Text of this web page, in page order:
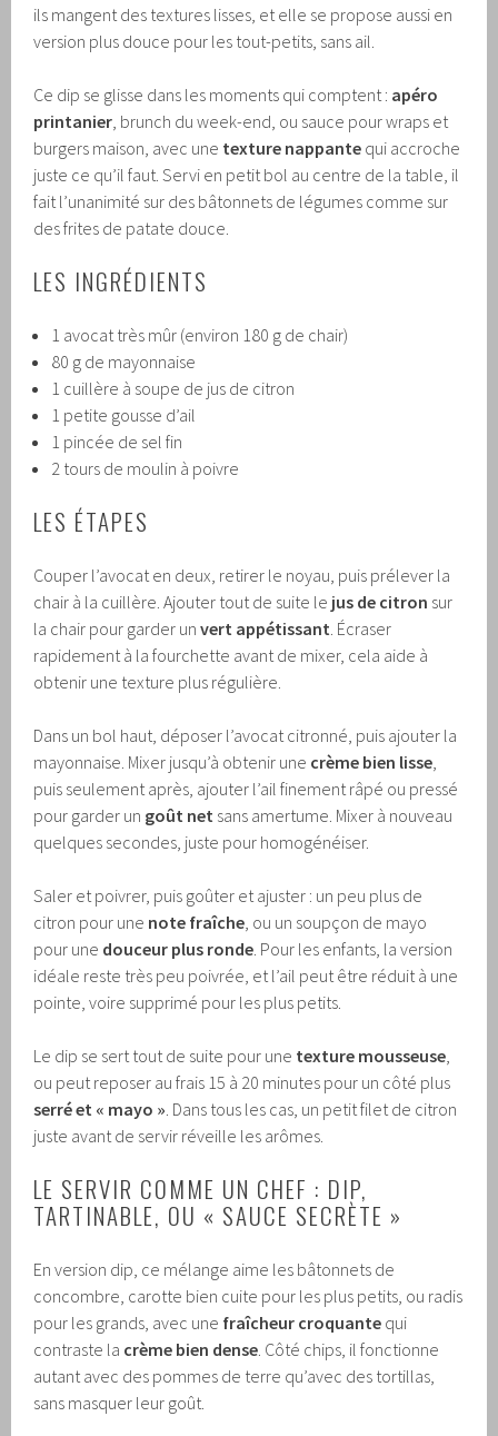
ils mangent des textures lisses, et elle se propose aussi en
version plus douce pour les tout-petits, sans ail.
Ce dip se glisse dans les moments qui comptent : apéro
printanier , brunch du week-end, ou sauce pour wraps et
burgers maison, avec une texture nappante qui accroche
juste ce qu’il faut. Servi en petit bol au centre de la table, il
fait l’unanimité sur des bâtonnets de légumes comme sur
des frites de patate douce.
LES INGRÉDIENTS
1 avocat très mûr (environ 180 g de chair)
80 g de mayonnaise
1 cuillère à soupe de jus de citron
1 petite gousse d’ail
1 pincée de sel fin
2 tours de moulin à poivre
LES ÉTAPES
Couper l’avocat en deux, retirer le noyau, puis prélever la
chair à la cuillère. Ajouter tout de suite le jus de citron sur
la chair pour garder unvert appétissant . Écraser
rapidement à la fourchette avant de mixer, cela aide à
obtenir une texture plus régulière.
Dans un bol haut, déposer l’avocat citronné, puis ajouter la
mayonnaise. Mixer jusqu’à obtenir une crème bien lisse
puis seulement après, ajouter l’ail finement râpé ou pressé
pour garder un goût net sans amertume. Mixer à nouveau
quelques secondes, juste pour homogénéiser.
Saler et poivrer, puis goûter et ajuster : un peu plus de
citron pour une note fraîche , ou un soupçon de mayo
pour une douceur plus ronde . Pour les enfants, la version
idéale reste très peu poivrée, et l’ail peut être réduit à une
pointe, voire supprimé pour les plus petits.
Le dip se sert tout de suite pour une texture mousseuse
ou peut reposer au frais 15 à 20 minutes pour un côté plus
serré et « mayo » . Dans tous les cas, un petit filet de citron
juste avant de servir réveille les arômes.
LE SERVIR COMME UN CHEF : DIP,
TARTINABLE, OU « SAUCE SECRÈTE »
En version dip, ce mélange aime les bâtonnets de
concombre, carotte bien cuite pour les plus petits, ou radis
pour les grands, avec une fraîcheur croquante qui
contraste la crème bien dense . Côté chips, il fonctionne
autant avec des pommes de terre qu’avec des tortillas,
sans masquer leur goût.